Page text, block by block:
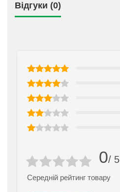
Відгуки (0)
0/ 5
Середній рейтинг товару